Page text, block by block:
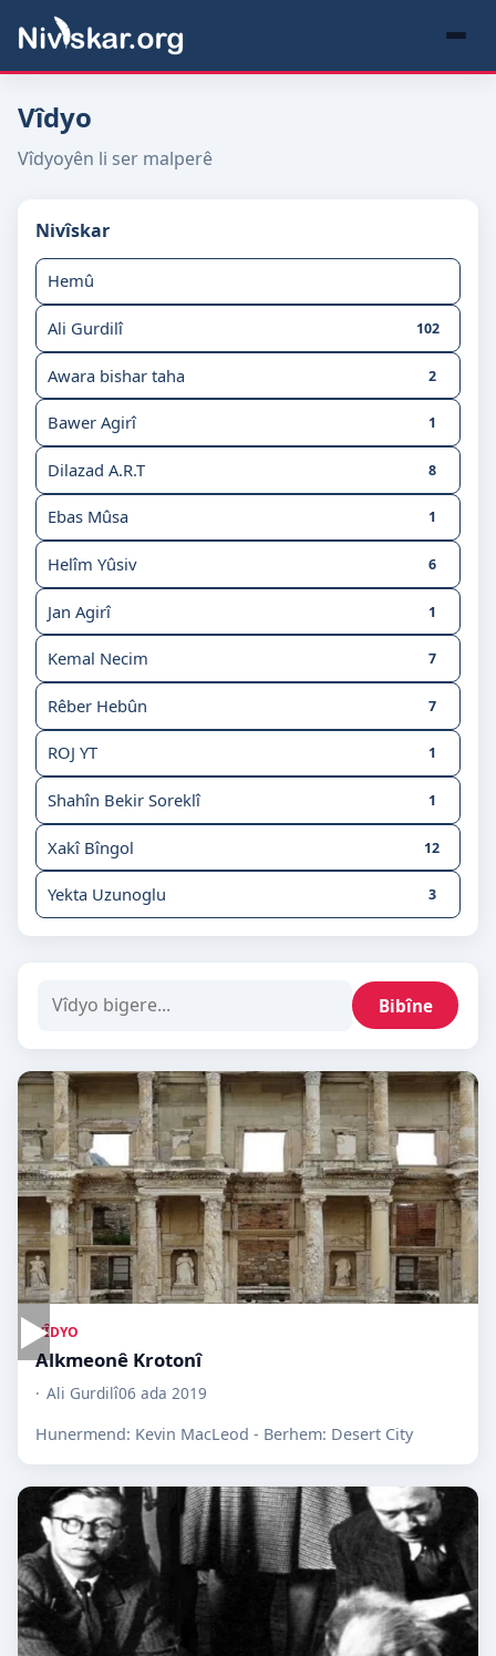
Vîdyo
Vîdyoyên li ser malperê
Nivîskar
Hemû
Ali Gurdilî 102
Awara bishar taha 2
Bawer Agirî 1
Dilazad A.R.T 8
Ebas Mûsa 1
Helîm Yûsiv 6
Jan Agirî 1
Kemal Necim 7
Rêber Hebûn 7
ROJ YT 1
Shahîn Bekir Soreklî 1
Xakî Bîngol 12
Yekta Uzunoglu 3
Bibîne
▶VÎDYO
Alkmeonê Krotonî
Ali Gurdilî06 ada 2019
Hunermend: Kevin MacLeod - Berhem: Desert City